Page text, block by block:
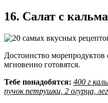
16. Салат с
Достоинство
мгновенно готовятся.
Тебе понадобятся: 400 г
пучок петрушки, 2 огурца,